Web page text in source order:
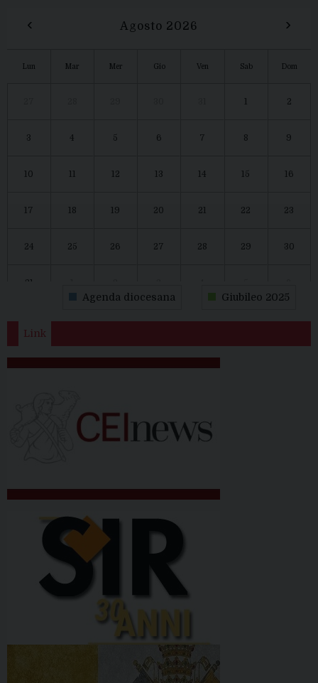
‹ Agosto 2026 ›
Lun Mar Mer Gio Ven Sab Dom
1 2
3 4 5 6 7 8 9
10 11 12 13 14 15 16
17 18 19 20 21 22 23
24 25 26 27 28 29 30
31
Agenda diocesana Giubileo 2025
Link